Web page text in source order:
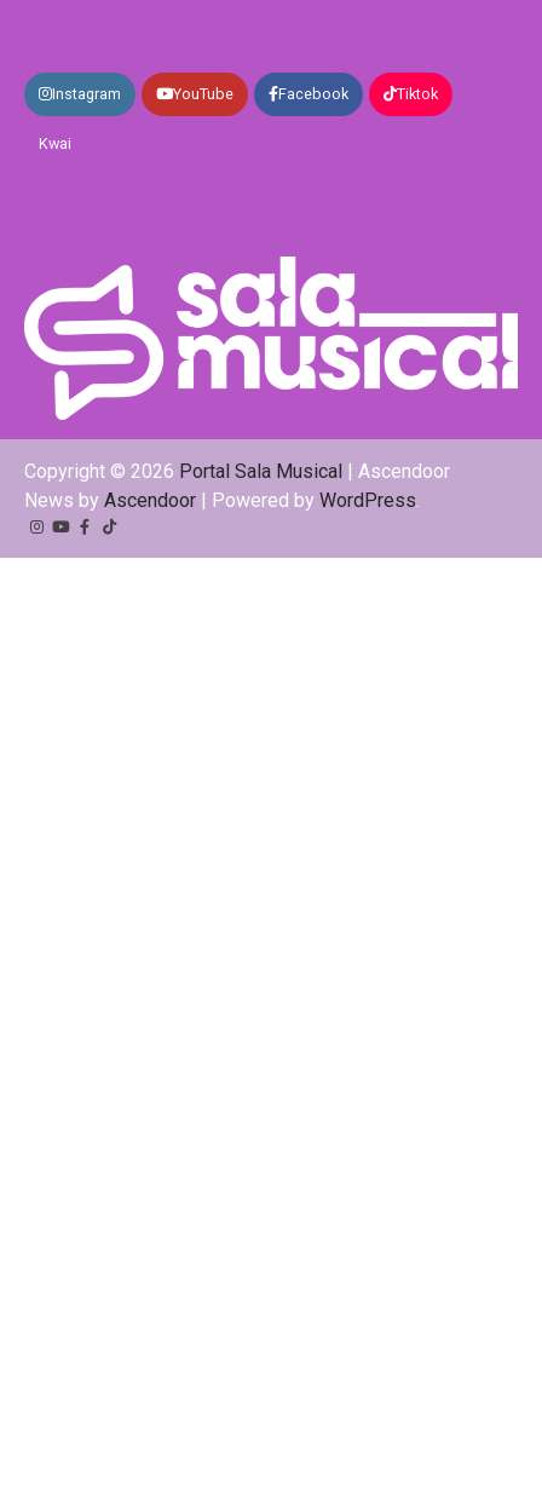
Instagram YouTube Facebook Tiktok
Kwai
Copyright © 2026 Portal Sala Musical
| Ascendoor
News by Ascendoor | Powered by WordPress.
Instagram
YouTube
Facebook
Tiktok